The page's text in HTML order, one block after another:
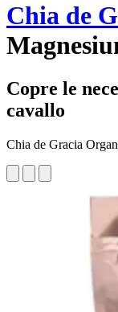
Chia de
Copre le
cavallo
Chia de Gracia